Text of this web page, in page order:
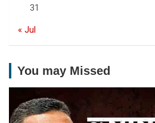
31
« Jul
You may Missed